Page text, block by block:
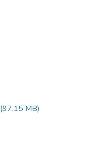
(97.15 MB)